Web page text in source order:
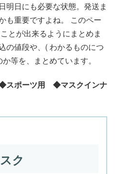
明日にも必要な状態。発送ま
も重要ですよね。 このペー
とが出来るようにまとめま
の値段や、( わかるものにつ
等を、まとめています。
スポーツ用 ◆マスクインナ
ク